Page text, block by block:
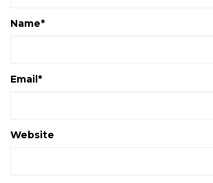
Name*
Email*
Website